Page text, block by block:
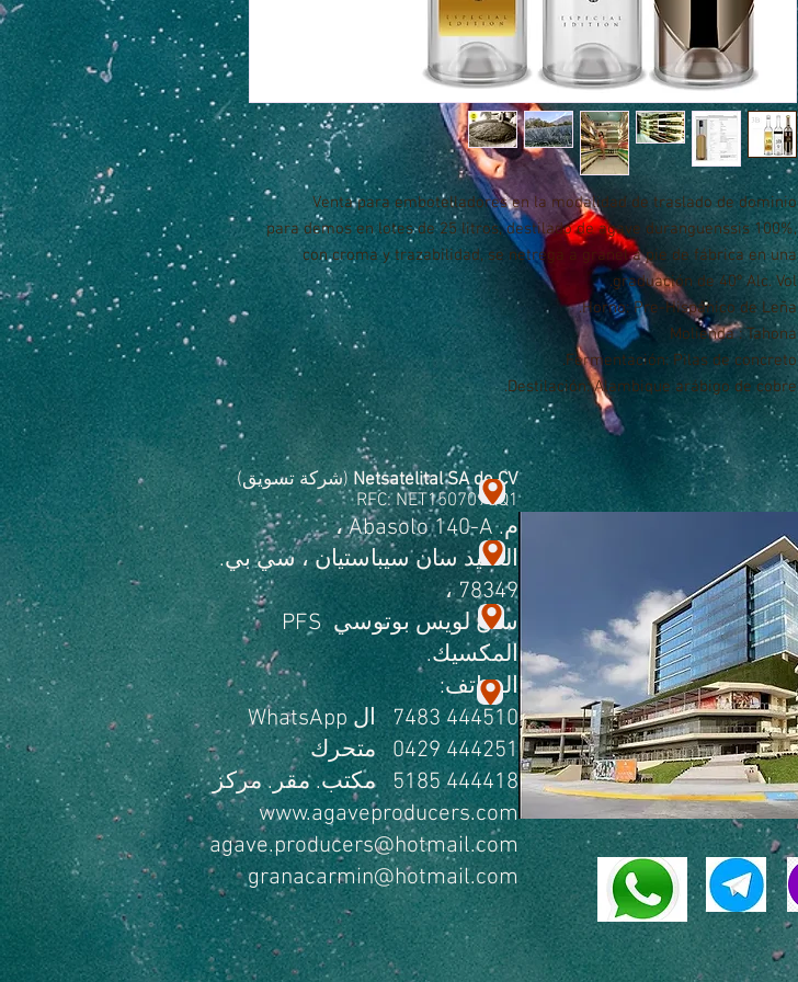
Venta para embotelladores en la modalidad de traslado de dominio
para demos en lotes de 25 litros, destilado de agave duranguenssis 100%,
con croma y trazabilidad, se netrega a granel a pie de fábrica en una
graduación de 40º Alc. Vol.
Horno: Pre-Hispánico de Leña.
Molienda : Tahona
Fermentación: Pilas de concreto.
Destilación: Alambique arábigo de cobre.
Netsatelital SA de CV (شركة تسويق)
RFC: NET150709QQ1
م. Abasolo 140-A ،
العقيد سان سيباستيان ، سي بي.
78349 ،
سان لويس بوتوسي PFS
المكسيك.
الهواتف:
444510 7483
ال WhatsApp
444251 0429
متحرك
444418 5185
مكتب. مقر. مركز
www.agaveproducers.com
agave.producers@hotmail.com
granacarmin@hotmail.com